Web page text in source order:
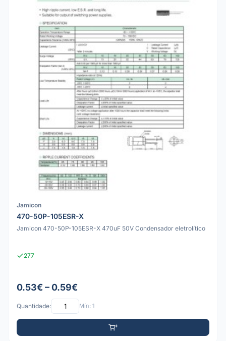
Jamicon
470-50P-105ESR-X
Jamicon 470-50P-105ESR-X 470uF 50V Condensador eletrolítico
277
0.53€ – 0.59€
Quantidade: Mín: 1